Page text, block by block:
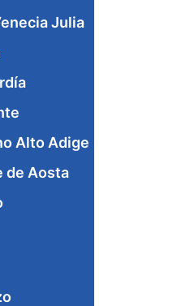
Julia
Alto Adige
de Aosta